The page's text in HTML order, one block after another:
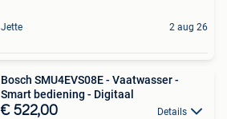
Jette 2 aug 26
Bosch SMU4EVS08E - Vaatwasser -
Smart bediening - Digitaal
€ 522,00 Details